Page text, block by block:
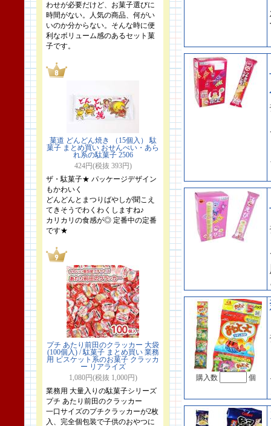
わせが必要だけど、お菓子選びに
時間がない。人気の商品、何がい
いのか分からない。そんな時に便
利なボリューム感のあるセット菓
子です。
菓道 どんどん焼き （15個入） 駄
菓子 まとめ買い おせんべい・あら
れ系の駄菓子 2506
424円(税抜 393円)
ザ・駄菓子★ パッケージデザイン
もかわいく
どんどんとまつりばやしが聞こえ
てきそうでわくわくしますね♪
カリカリの食感が◎ 定番中の定番
です★
プチ あたり前田のクラッカー 大袋
(100個入) / 駄菓子 まとめ買い 業務
用 ビスケット系のお菓子 クラッカ
ー リアライズ
1,080円(税抜 1,000円)
業務用 大量入りの駄菓子シリーズ
プチ あたり前田のクラッカー
一口サイズのプチクラッカーが2枚
入、完全個包装で子供のおやつに
購入数 個